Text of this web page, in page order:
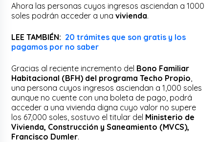
Ahora las personas cuyos ingresos asciendan a 1000
soles podrán acceder a unavivienda.
LEE TAMBIÉN: 20 trámites que son gratis y los
pagamos por no saber
Gracias al reciente incremento del Bono Familiar
Habitacional (BFH) del programa Techo Propio
una persona cuyos ingresos asciendan a 1,000 soles
aunque no cuente con una boleta de pago, podrá
acceder a una vivienda digna cuyo valor no supere
los 67,000 soles, sostuvo el titular del Ministerio de
Vivienda, Construcción y Saneamiento (MVCS),
Francisco Dumler.